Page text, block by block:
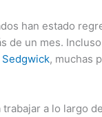
han estado
de un mes.
, muchas
trabajar a lo largo